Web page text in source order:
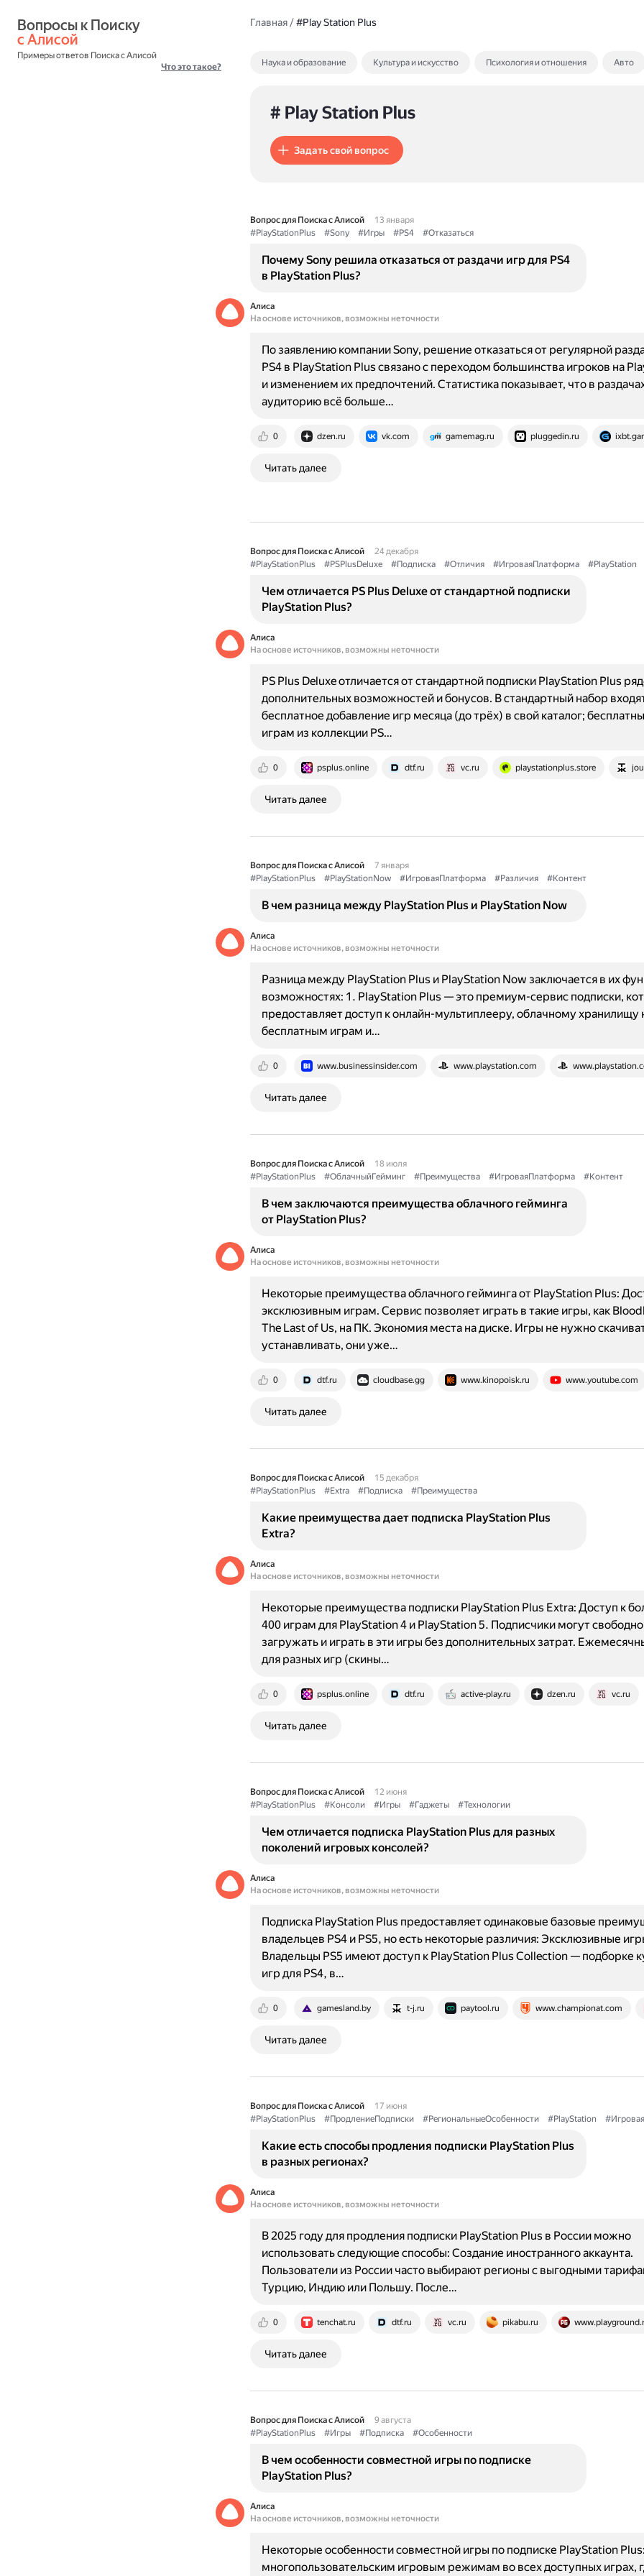
с Алисой
Примеры ответов Поиска с Алисой
Что это такое?
Главная/#Play Station Plus
Наука и образование Культура и искусство Психология и отношения Авто
# Play Station Plus
Задать свой вопрос
Вопрос для Поиска с Алисой
13 января
#PlayStationPlus
#Sony #Игры #PS4 #Отказаться
Почему Sony решила отказаться от раздачи игр для PS4
в PlayStation Plus?
Алиса
На основе источников, возможны неточности
0 dzen.ru vk.com gamemag.ru pluggedin.ru
По заявлению компании Sony, решение отказаться от регулярной
PS4 в PlayStation Plus связано с переходом большинства игроков на
и изменением их предпочтений. Статистика показывает, что в
аудиторию всё больше…
Читать далее
Вопрос для Поиска с Алисой
24 декабря
#PlayStationPlus
#PSPlusDeluxe #Подписка #Отличия #ИгроваяПлатформа #PlayStation
Чем отличается PS Plus Deluxe от стандартной подписки
PlayStation Plus?
Алиса
На основе источников, возможны неточности
0 psplus.online dtf.ru vc.ru playstationplus.store
PS Plus Deluxe отличается от стандартной подписки PlayStation Plus
дополнительных возможностей и бонусов. В стандартный набор
бесплатное добавление игр месяца (до трёх) в свой каталог;
играм из коллекции PS…
Читать далее
Вопрос для Поиска с Алисой
7 января
#PlayStationPlus
#PlayStationNow #ИгроваяПлатформа #Различия #Контент
В чем разница между PlayStation Plus и PlayStation Now
Алиса
На основе источников, возможны неточности
0 www.businessinsider.com www.playstation.com
Разница между PlayStation Plus и PlayStation Now заключается в их
возможностях: 1. PlayStation Plus — это премиум-сервис подписки,
предоставляет доступ к онлайн-мультиплееру, облачному хранилищу
бесплатным играм и…
Читать далее
Вопрос для Поиска с Алисой
18 июля
#PlayStationPlus
#ОблачныйГейминг #Преимущества #ИгроваяПлатформа #Контент
В чем заключаются преимущества облачного гейминга
от PlayStation Plus?
Алиса
На основе источников, возможны неточности
0 dtf.ru cloudbase.gg www.kinopoisk.ru www.youtube.com
Некоторые преимущества облачного гейминга от PlayStation Plus:
эксклюзивным играм. Сервис позволяет играть в такие игры, как
The Last of Us, на ПК. Экономия места на диске. Игры не нужно
устанавливать, они уже…
Читать далее
Вопрос для Поиска с Алисой
15 декабря
#PlayStationPlus
#Extra #Подписка #Преимущества
Какие преимущества дает подписка PlayStation Plus
Extra?
Алиса
На основе источников, возможны неточности
0 psplus.online dtf.ru active-play.ru dzen.ru vc.ru
Некоторые преимущества подписки PlayStation Plus Extra: Доступ к
400 играм для PlayStation 4 и PlayStation 5. Подписчики могут свободно
загружать и играть в эти игры без дополнительных затрат.
для разных игр (скины…
Читать далее
Вопрос для Поиска с Алисой
12 июня
#PlayStationPlus
#Консоли #Игры #Гаджеты #Технологии
Чем отличается подписка PlayStation Plus для разных
поколений игровых консолей?
Алиса
На основе источников, возможны неточности
0 gamesland.by t-j.ru paytool.ru www.championat.com
Подписка PlayStation Plus предоставляет одинаковые базовые
владельцев PS4 и PS5, но есть некоторые различия: Эксклюзивные
Владельцы PS5 имеют доступ к PlayStation Plus Collection — подборке
игр для PS4, в…
Читать далее
Вопрос для Поиска с Алисой
17 июня
#PlayStationPlus
#ПродлениеПодписки #РегиональныеОсобенности #PlayStation
Какие есть способы продления подписки PlayStation Plus
в разных регионах?
Алиса
На основе источников, возможны неточности
0 tenchat.ru dtf.ru vc.ru pikabu.ru
В 2025 году для продления подписки PlayStation Plus в России можно
использовать следующие способы: Создание иностранного аккаунта.
Пользователи из России часто выбирают регионы с выгодными
Турцию, Индию или Польшу. После…
Читать далее
Вопрос для Поиска с Алисой
9 августа
#PlayStationPlus
#Игры #Подписка #Особенности
В чем особенности совместной игры по подписке
PlayStation Plus?
Алиса
На основе источников, возможны неточности
Некоторые особенности совместной игры по подписке PlayStation
многопользовательским игровым режимам во всех доступных играх,